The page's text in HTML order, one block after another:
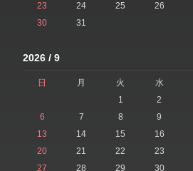
23
24 25 26
30
31
2026 / 9
日 月 火 水
1
2
6
7 8 9
13
14 15 16
20
21 22 23
27
28 29 30